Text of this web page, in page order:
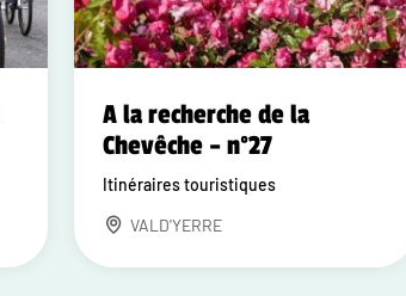
A la recherche de la
Chevêche – n°27
Itinéraires touristiques
VALD'YERRE